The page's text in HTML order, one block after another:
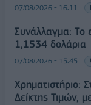
07/08/2026 - 16:11
Συνάλλαγμα: Το
1,1534 δολάρια
07/08/2026 - 15:45
Χρηματιστήριο:
Δείκτης Τιμών,